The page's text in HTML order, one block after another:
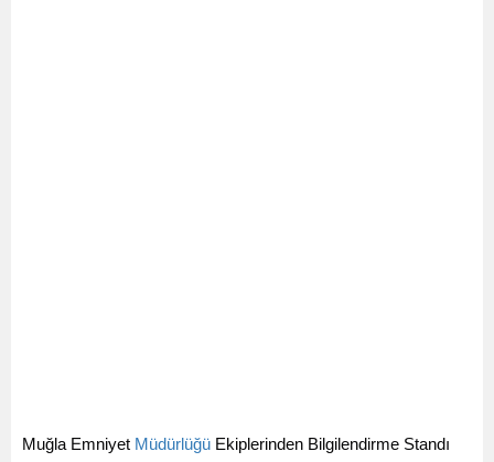
Muğla Emniyet Müdürlüğü Ekiplerinden Bilgilendirme Standı